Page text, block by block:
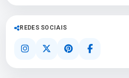
REDES SOCIAIS